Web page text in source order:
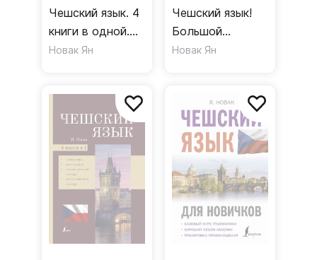
Чешский язык. 4
книги в одной.
Разговорник,
словари,
грамматика
Новак Ян
Чешский язык!
Большой
понятный
"по полочкам"
Новак Ян